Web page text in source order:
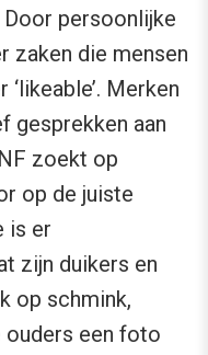
persoonlijke
zaken die mensen
Merken
gesprekken aan
zoekt op
op de juiste
is er
zijn duikers en
op schmink,
een foto